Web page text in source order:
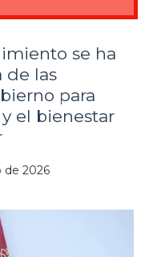
se ha
de las
para
el bienestar
de 2026